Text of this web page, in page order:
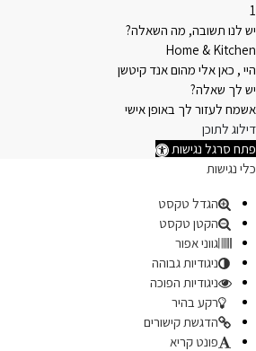
1
יש לנו תשובה, מה השאלה?
Home & Kitchen
היי , כאן אלי מהום אנד קיטשן
יש לך שאלה?
אשמח לעזור לך באופן אישי
דילוג לתוכן
פתח סרגל נגישות
כלי נגישות
הגדל טקסט
הקטן טקסט
גווני אפור
ניגודיות גבוהה
ניגודיות הפוכה
רקע בהיר
הדגשת קישורים
פונט קריא